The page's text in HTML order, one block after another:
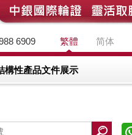
繁體 简体
6909
構性產品文件展示